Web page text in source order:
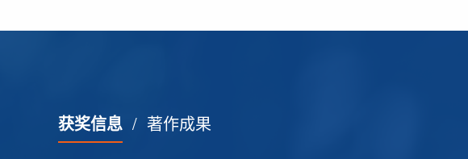
获奖信息 / 著作成果